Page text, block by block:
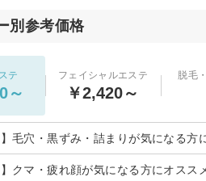
別参考価格
テ
～
フェイシャルエステ
￥2,420～
脱毛
】毛穴・黒ずみ・詰まりが気になる
】クマ・疲れ顔が気になる方にオス